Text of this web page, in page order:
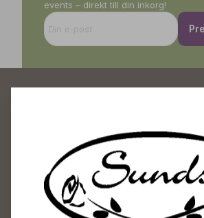
events – direkt till din inkorg!
Sunds
Öppet